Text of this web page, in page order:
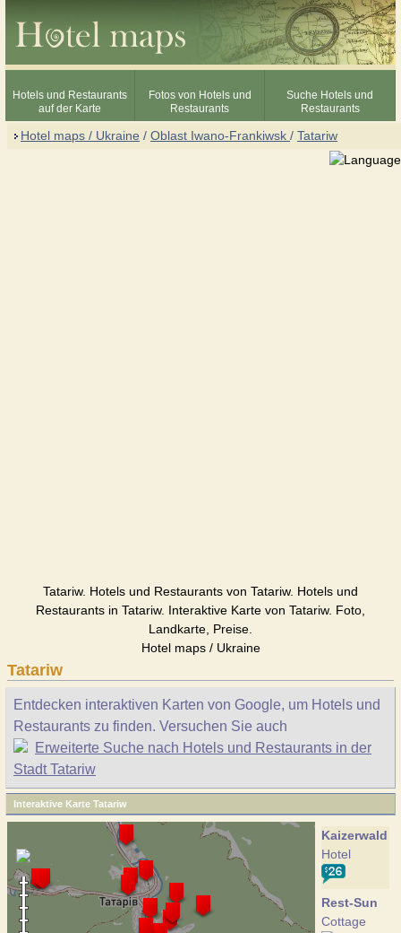
Hotels und Restaurants
auf der Karte
Fotos von Hotels und
Restaurants
Suche Hotels und
Restaurants
Hotel maps / Ukraine / Oblast Iwano-Frankiwsk / Tatariw
Tatariw. Hotels und Restaurants von Tatariw. Hotels und
Restaurants in Tatariw. Interaktive Karte von Tatariw. Foto,
Landkarte, Preise.
Hotel maps / Ukraine
Tatariw
Entdecken interaktiven Karten von Google, um Hotels und
Restaurants zu finden. Versuchen Sie auch
Erweiterte Suche nach Hotels und Restaurants in der
Stadt Tatariw
Interaktive Karte Tatariw
Kaizerwald
Hotel
Rest-Sun
Cottage